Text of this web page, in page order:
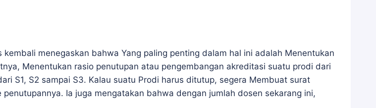
menegaskan bahwa Yang paling penting dalam hal ini adalah Menentukan
Menentukan rasio penutupan atau pengembangan akreditasi suatu prodi dari
S1, S2 sampai S3. Kalau suatu Prodi harus ditutup, segera Membuat surat
Ia juga mengatakan bahwa dengan jumlah dosen sekarang ini,